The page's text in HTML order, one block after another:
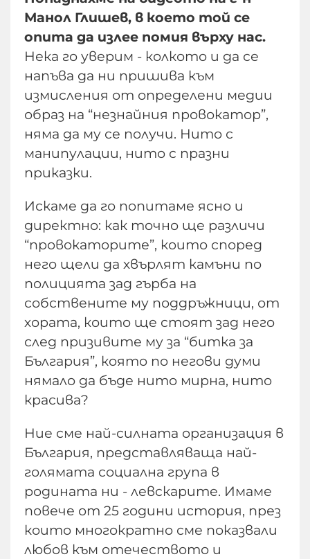
Манол Глишев, в което той се
опита да излее помия върху нас.
Нека го уверим - колкото и да се
напъва да ни пришива към
измисления от определени медии
образ на “незнайния провокатор”,
няма да му се получи. Нито с
манипулации, нито с празни
приказки.
Искаме да го попитаме ясно и
директно: как точно ще различи
“провокаторите”, които според
него щели да хвърлят камъни по
полицията зад гърба на
собствените му поддръжници, от
хората, които ще стоят зад него
след призивите му за “битка за
България”, която по негови думи
нямало да бъде нито мирна, нито
красива?
Ние сме най-силната организация в
България, представляваща най-
голямата социална група в
родината ни - левскарите. Имаме
повече от 25 години история, през
които многократно сме показвали
любов към отечеството и